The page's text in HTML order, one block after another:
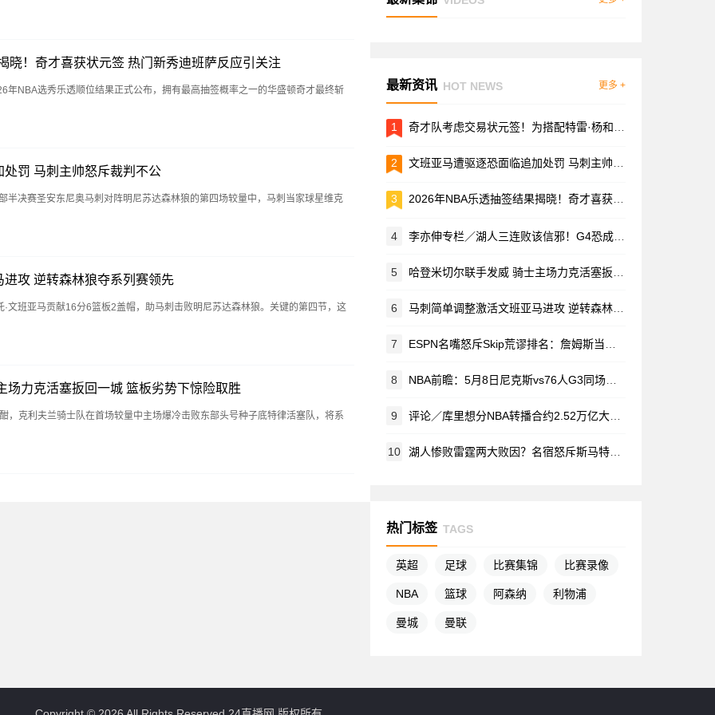
晓！奇才喜获状元签 热门新秀迪班萨反应引关注
选秀乐透顺位结果正式公布，拥有最高抽签概率之一的华盛顿奇才最终斩
罚 马刺主帅怒斥裁判不公
赛圣安东尼奥马刺对阵明尼苏达森林狼的第四场较量中，马刺当家球星维克
攻 逆转森林狼夺系列赛领先
文班亚马贡献16分6篮板2盖帽，助马刺击败明尼苏达森林狼。关键的第四节，这
场力克活塞扳回一城 篮板劣势下惊险取胜
，克利夫兰骑士队在首场较量中主场爆冷击败东部头号种子底特律活塞队，将系
最新资讯 HOT NEWS 更多 +
1 奇才队考虑交易状元签！为搭配特雷·杨和浓眉冲冠 总经理：不排除向下交易选秀权
2 文班亚马遭驱逐恐面临追加处罚 马刺主帅怒斥裁判不公
3 2026年NBA乐透抽签结果揭晓！奇才喜获状元签 热门新秀迪班萨反应引关注
4 李亦伸专栏／湖人三连败该信邪！G4恐成最后一战 过度包夹SGA恐酿苦果
5 哈登米切尔联手发威 骑士主场力克活塞扳回一城 篮板劣势下惊险取胜
6 马刺简单调整激活文班亚马进攻 逆转森林狼夺系列赛领先
7 ESPN名嘴怒斥Skip荒谬排名：詹姆斯当属历史第二人
8 NBA前瞻：5月8日尼克斯vs76人G3同场竞猜 布伦森与乔治成焦点
9 评论／库里想分NBA转播合约2.52万亿大蛋糕 球王辛纳比他看得更透彻
10 湖人惨败雷霆两大败因？名宿怒斥斯马特浪投 包夹SGA更失策
热门标签 TAGS
英超 足球 比赛集锦 比赛录像
NBA 篮球 阿森纳 利物浦
曼城 曼联